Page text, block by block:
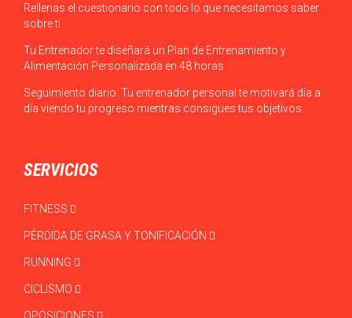
Rellenas el cuestionario con todo lo que necesitamos saber
sobre ti
Tu Entrenador te diseñará un Plan de Entrenamiento y
Alimentación Personalizada en 48 horas
Seguimiento diario: Tu entrenador personal te motivará día a
día viendo tu progreso mientras consigues tus objetivos.
SERVICIOS
FITNESS
PÉRDIDA DE GRASA Y TONIFICACIÓN
RUNNING
CICLISMO